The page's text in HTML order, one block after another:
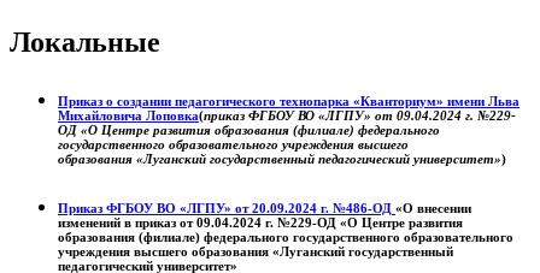
Локальные
Приказ о создании педагогического технопарка «Кванториум» имени Льва
Михайловича Лоповка(приказ ФГБОУ ВО «ЛГПУ» от 09.04.2024 г. №229-
ОД «О Центре развития образования (филиале) федерального
государственного образовательного учреждения высшего
образования «Луганский государственный педагогический университет»)
Приказ ФГБОУ ВО «ЛГПУ» от 20.09.2024 г. №486-ОД «О внесении
изменений в приказ от 09.04.2024 г. №229-ОД «О Центре развития
образования (филиале) федерального государственного образовательного
учреждения высшего образования «Луганский государственный
педагогический университет»